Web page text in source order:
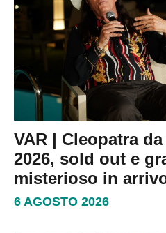
VAR | Cleopatra
2026, sold out e
misterioso in
6 AGOSTO 2026